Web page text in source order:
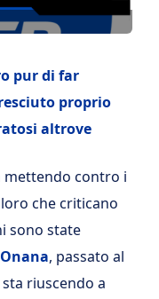
pur di far
proprio
altrove
mettendo contro i
che criticano
sono state
Onana, passato al
riuscendo a